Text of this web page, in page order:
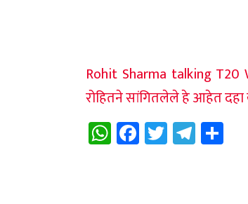
Rohit Sharma talking T20
रोहितने सांगितलेले हे आहेत
WhatsApp
Facebook
Twitter